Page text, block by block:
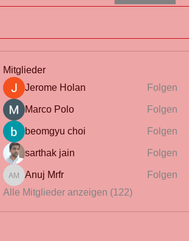
Mitglieder
Jerome Holan
Folgen
Marco Polo Folgen
beomgyu choi Folgen
sarthak jain Folgen
Anuj Mrfr
Anuj Mrfr
Folgen
Alle Mitglieder anzeigen (122)